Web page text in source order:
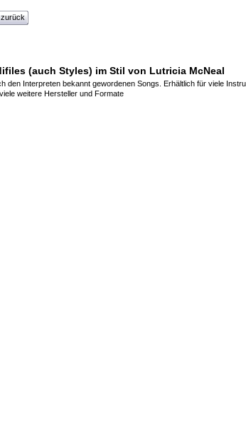
(auch Styles) im Stil von Lutricia McNeal
den Interpreten bekannt gewordenen Songs. Erhältlich für viele
weitere Hersteller und Formate